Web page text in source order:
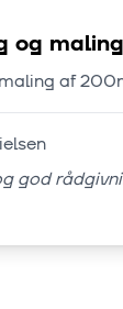
og maling
af
god